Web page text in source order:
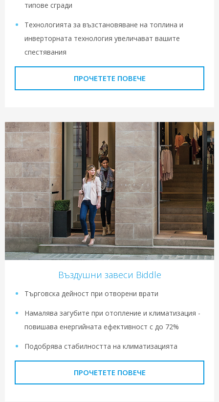
типове сгради
Технологията за възстановяване на топлина и
инверторната технология увеличават вашите
спестявания
ПРОЧЕТЕТЕ ПОВЕЧЕ
Въздушни завеси Biddle
Търговска дейност при отворени врати
Намалява загубите при отопление и климатизация -
повишава енергийната ефективност с до 72%
Подобрява стабилността на климатизацията
ПРОЧЕТЕТЕ ПОВЕЧЕ